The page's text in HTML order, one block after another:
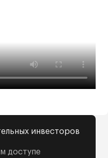
инвесторов
доступе